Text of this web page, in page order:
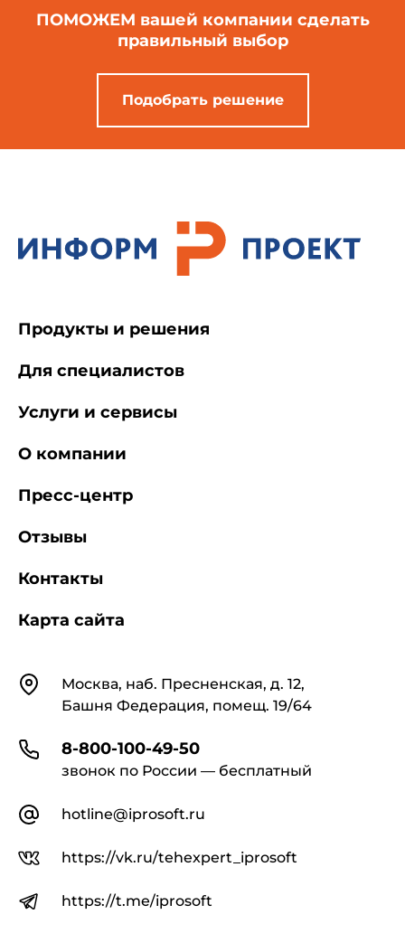
ПОМОЖЕМ вашей компании сделать
правильный выбор
Подобрать решение
КонтактыМосква, наб. Пресненская, д. 12,
Башня Федерация, помещ. 19/64
8-800-100-49-50
звонок по России — бесплатный
hotline@iprosoft.ru
https://vk.ru/tehexpert_iprosoft
https://t.me/iprosoft
Продукты и решения
Для специалистов
Услуги и сервисы
О компании
Пресс-центр
Отзывы
Контакты
Карта сайта